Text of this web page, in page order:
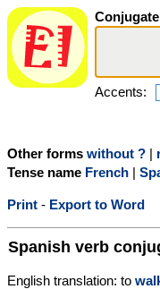
Accents:
Other forms without ? |
Tense name French |
Print - Export to Word
Spanish verb
English translation: to